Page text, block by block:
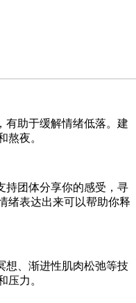
有助于缓解情绪低落。建
熬夜。
持团体分享你的感受，寻
绪表达出来可以帮助你释
想、渐进性肌肉松弛等技
压力。